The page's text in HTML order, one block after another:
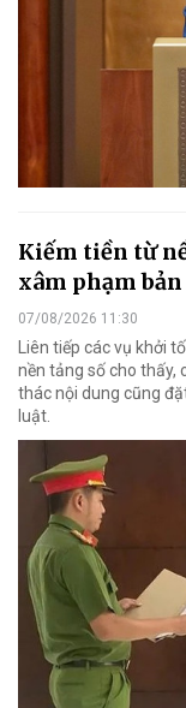
Kiếm tiền từ
xâm phạm
07/08/2026 11:30
Liên tiếp các vụ khởi
nền tảng số cho thấy,
thác nội dung cũng
luật.